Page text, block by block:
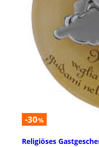
-30%
Religiöses